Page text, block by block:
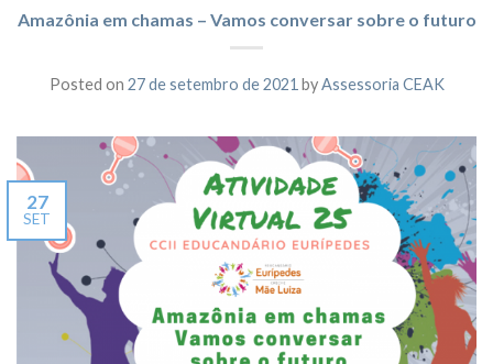
Amazônia em chamas – Vamos conversar sobre o futuro
Posted on 27 de setembro de 2021 byAssessoria CEAK
27
SET